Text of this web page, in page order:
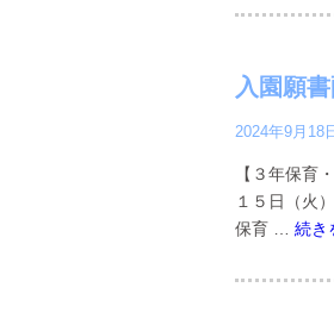
入園願
2024年9月18
【３年保育
１５日（火
保育 … 続き